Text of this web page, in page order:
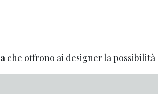
che offrono ai designer la